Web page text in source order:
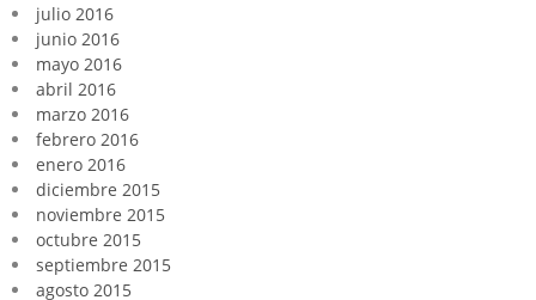
julio 2016
junio 2016
mayo 2016
abril 2016
marzo 2016
febrero 2016
enero 2016
diciembre 2015
noviembre 2015
octubre 2015
septiembre 2015
agosto 2015